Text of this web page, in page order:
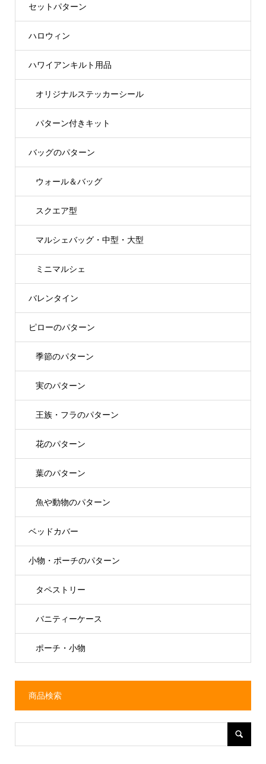
セットパターン
ハロウィン
ハワイアンキルト用品
オリジナルステッカーシール
パターン付きキット
バッグのパターン
ウォール＆バッグ
スクエア型
マルシェバッグ・中型・大型
ミニマルシェ
バレンタイン
ピローのパターン
季節のパターン
実のパターン
王族・フラのパターン
花のパターン
葉のパターン
魚や動物のパターン
ベッドカバー
小物・ポーチのパターン
タペストリー
バニティーケース
ポーチ・小物
商品検索